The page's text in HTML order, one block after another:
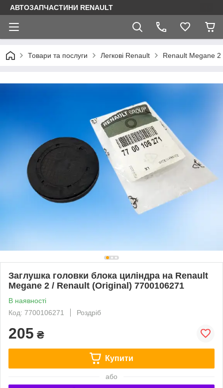
АВТОЗАПЧАСТИНИ RENAULT
Товари та послуги Легкові Renault Renault Megane 2
Заглушка головки блока циліндра на Renault
Megane 2 / Renault (Original) 7700106271
В наявності
Код: 7700106271
Роздріб
205 ₴
Купити
або